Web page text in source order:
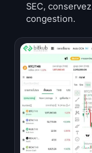
SEC,
congestion.